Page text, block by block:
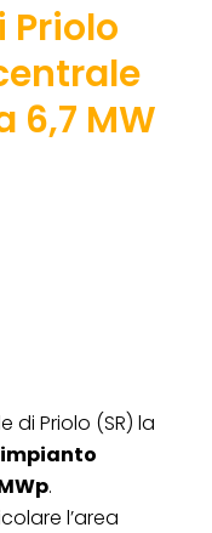
Priolo
6,7 MW
di Priolo (SR) la
impianto
.
l’area